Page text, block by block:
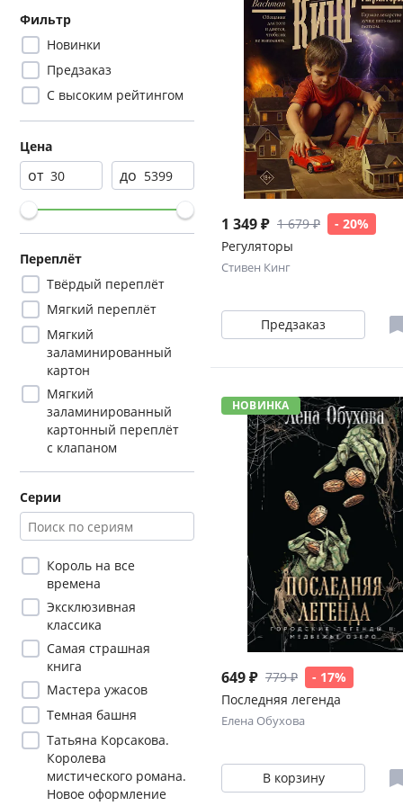
Фильтр
Новинки
Предзаказ
С высоким рейтингом
Цена
от до
Переплёт
Твёрдый переплёт
Мягкий переплёт
Мягкий
заламинированный
картон
Мягкий
заламинированный
картонный переплёт
с клапаном
Серии
Король на все
времена
Эксклюзивная
классика
Самая страшная
книга
Мастера ужасов
Темная башня
Татьяна Корсакова.
Королева
мистического романа.
Новое оформление
1 349 ₽ 1 679 ₽
- 20%
Регуляторы
Стивен Кинг
Предзаказ
НОВИНКА
649 ₽ 779 ₽
- 17%
Последняя легенда
Елена Обухова
В корзину